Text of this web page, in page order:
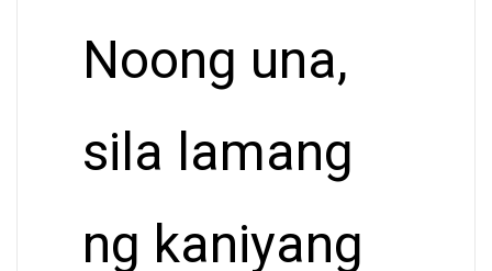
Noong una,
sila lamang
ng kaniyang